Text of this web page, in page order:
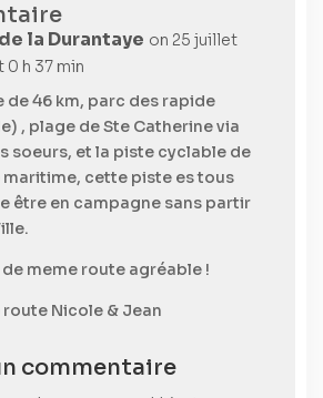
la Durantaye on 25 juillet
0 h 37 min
de 46 km, parc des rapide
, plage de Ste Catherine via
soeurs, et la piste cyclable de
maritime, cette piste es tous
être en campagne sans partir
meme route agréable !
Nicole & Jean
commentaire